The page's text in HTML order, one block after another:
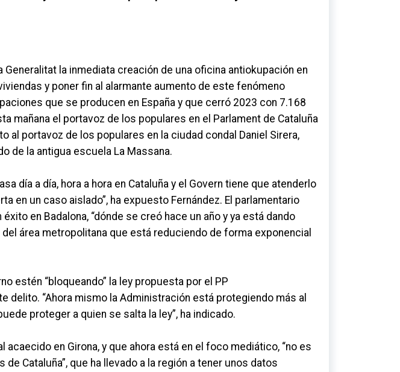
Generalitat la inmediata creación de una oficina antiokupación en
y poner fin al alarmante aumento de este fenómeno
que se producen en España y que cerró 2023 con 7.168
mañana el portavoz de los populares en el Parlament de Cataluña
al portavoz de los populares en la ciudad condal Daniel Sirera,
de la antigua escuela La Massana.
día a día, hora a hora en Cataluña y el Govern tiene que atenderlo
en un caso aislado”, ha expuesto Fernández. El parlamentario
en Badalona, “dónde se creó hace un año y ya está dando
área metropolitana que está reduciendo de forma exponencial
estén “bloqueando” la ley propuesta por el PP
delito. “Ahora mismo la Administración está protegiendo más al
proteger a quien se salta la ley”, ha indicado.
en Girona, y que ahora está en el foco mediático, “no es
Cataluña”, que ha llevado a la región a tener unos datos